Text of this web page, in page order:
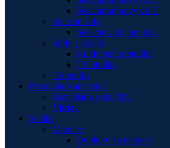
Sedacie súpravy do U
Sedacie vaky
Sedacie vaky pre deti
Stoly a stolíky
Konferenčné stolíky
TV stolíky
Taburetky
Pracovňa/Kancelária
Kancelárske stoličky
Vitríny
Spálňa
Matrace
Doplnky na matrace